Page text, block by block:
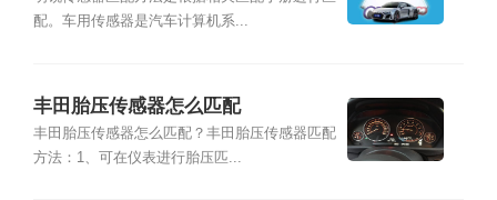
配。车用传感器是汽车计算机系...
丰田胎压传感器怎么匹配
丰田胎压传感器怎么匹配？丰田胎压传感器匹配
方法：1、可在仪表进行胎压匹...